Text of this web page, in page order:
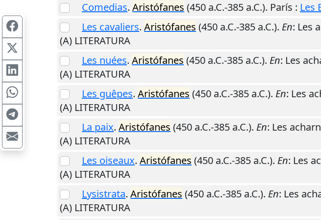
Comedias. Aristófanes (450 a.C.-385 a.C.). París : Les
Les cavaliers. Aristófanes (450 a.C.-385 a.C.). En: Les
(A) LITERATURA
Les nuées. Aristófanes (450 a.C.-385 a.C.). En: Les
(A) LITERATURA
Les guêpes. Aristófanes (450 a.C.-385 a.C.). En: Les
(A) LITERATURA
La paix. Aristófanes (450 a.C.-385 a.C.). En: Les
(A) LITERATURA
Les oiseaux. Aristófanes (450 a.C.-385 a.C.). En: Les
(A) LITERATURA
Lysistrata. Aristófanes (450 a.C.-385 a.C.). En: Les
(A) LITERATURA